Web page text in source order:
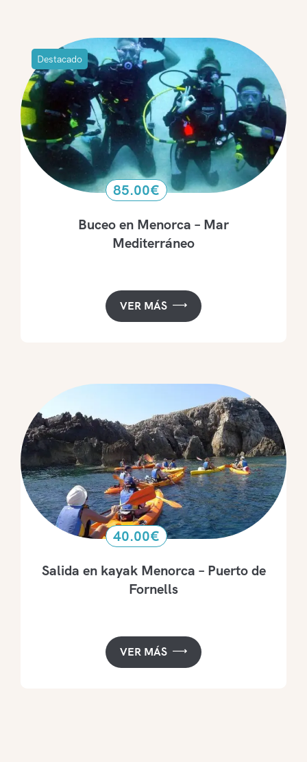
Destacado
Buceo en Menorca – Mar
Mediterráneo
85.00€
VER MÁS
Salida en kayak Menorca – Puerto de
Fornells
40.00€
VER MÁS